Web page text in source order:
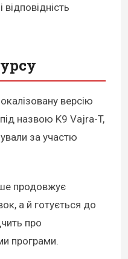
відповідність
версію
назвою K9 Vajra-T,
за участю
продовжує
а й готується до
про
програми.